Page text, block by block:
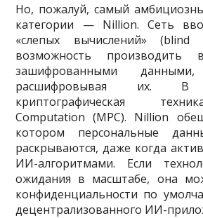
Но, пожалуй, самый
категории — Nillion. Сеть
«слепых вычислений»
возможность производить
зашифрованными
расшифровывая их.
криптографическая
Computation (MPC). Nillion
котором персональные
раскрываются, даже когда
ИИ-алгоритмами. Если
ожидания в масштабе, она
конфиденциальности по
децентрализованного ИИ-